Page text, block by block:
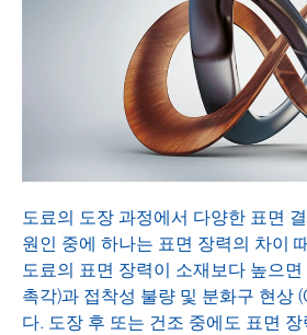
표면용 첨가제
프로세싱 첨가제
도료의 도장 과정에서 다양한 표면
원인 중에 하나는 표면 장력의 차이
도료의 표면 장력이 소재보다 높으
촉각)과 접착성 불량 및 분화구 현상
다. 도장 후 또는 건조 중에도 표면